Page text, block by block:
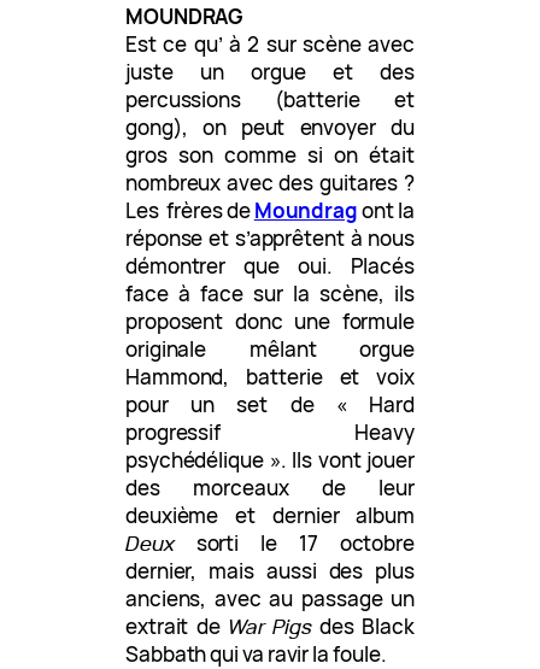
MOUNDRAG
Est ce qu’ à 2 sur scène avec
juste un orgue et des
percussions (batterie et
gong), on peut envoyer du
gros son comme si on était
nombreux avec des guitares ?
Les frères deMoundragont la
réponse et s’apprêtent à nous
démontrer que oui. Placés
face à face sur la scène, ils
proposent donc une formule
originale mêlant orgue
Hammond, batterie et voix
pour un set de « Hard
progressif Heavy
psychédélique ». Ils vont jouer
des morceaux de leur
deuxième et dernier album
Deuxsorti le 17 octobre
dernier, mais aussi des plus
anciens, avec au passage un
extrait de War Pigsdes Black
Sabbath qui va ravir la foule.